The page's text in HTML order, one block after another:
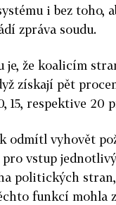
i bez toho,
zpráva soudu.
je, že koalicím
získají pět
15, respektive 20
odmítl vyhovět
vstup
politických
funkcí mohla